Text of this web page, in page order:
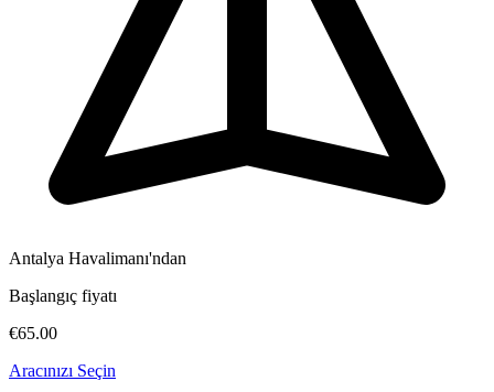
Antalya Havalimanı'ndan
Başlangıç fiyatı
€65.00
Aracınızı Seçin